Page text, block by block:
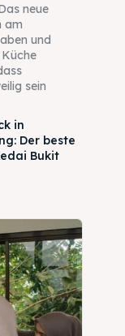
neue
am
und
sein
in
Der beste
Bukit